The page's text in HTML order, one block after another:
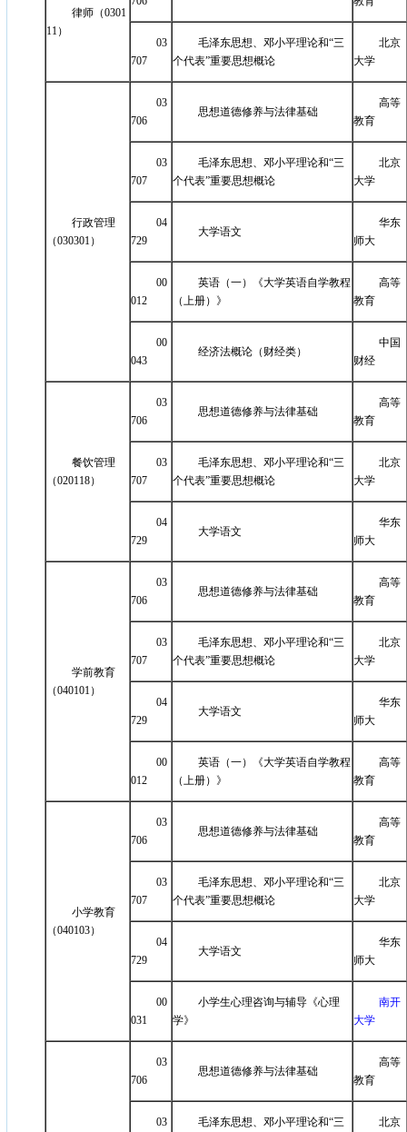
律师（0301
11）
03
707
毛泽东思想、邓小平理论和“三
个代表”重要思想概论
北京
大学
行政管理
（030301）
03
706
思想道德修养与法律基础
高等
教育
03
707
毛泽东思想、邓小平理论和“三
个代表”重要思想概论
北京
大学
04
729
大学语文
华东
师大
00
012
英语（一）《大学英语自学教程
（上册）》
高等
教育
00
043
经济法概论（财经类）
中国
财经
餐饮管理
（020118）
03
706
思想道德修养与法律基础
高等
教育
03
707
毛泽东思想、邓小平理论和“三
个代表”重要思想概论
北京
大学
04
729
大学语文
华东
师大
学前教育
（040101）
03
706
思想道德修养与法律基础
高等
教育
03
707
毛泽东思想、邓小平理论和“三
个代表”重要思想概论
北京
大学
04
729
大学语文
华东
师大
00
012
英语（一）《大学英语自学教程
（上册）》
高等
教育
小学教育
（040103）
03
706
思想道德修养与法律基础
高等
教育
03
707
毛泽东思想、邓小平理论和“三
个代表”重要思想概论
北京
大学
04
729
大学语文
华东
师大
00
031
小学生心理咨询与辅导《心理
学》
南开
大学
03
706
思想道德修养与法律基础
高等
教育
03
毛泽东思想、邓小平理论和“三
北京